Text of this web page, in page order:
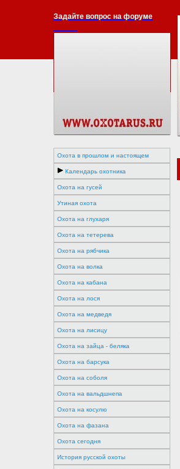
Задайте вопрос на форуме
Охота в прошлом и настоящем
Календарь охотника
Охота на гусей
Утиная охота
Охота на глухаря
Охота на тетерева
Охота на рябчика
Охота на волка
Охота на кабана
Охота на лося
Охота на медведя
Охота на лисицу
Охота на зайца - беляка
Охота на барсука
Охота на соболя
Охота на вальдшнепа
Охота на косулю
Охота на фазана
Охота сегодня
История русской охоты